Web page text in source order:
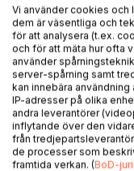
Recensera titel
BESKRIVNING
Vi använder cookies och
dem är väsentliga och
för att analysera (t.ex.
och för att mäta hur ofta
använder
server-spårning samt
kan innebära
IP-adresser på olika
andra leverantörer
inflytande över den
från
de processer som
framtida verkan. (BoD-